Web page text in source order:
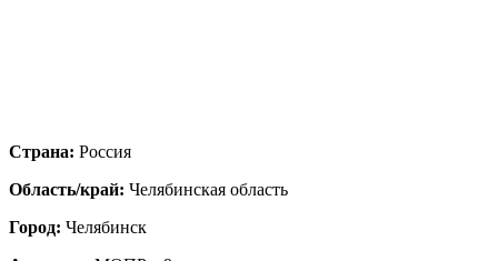
Страна: Россия
Область/край: Челябинская область
Город: Челябинск